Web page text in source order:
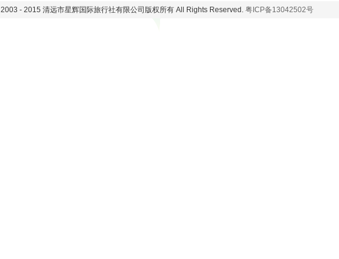
- 2015 清远市星辉国际旅行社有限公司版权所有 All Rights Reserved. 粤ICP备13042502号